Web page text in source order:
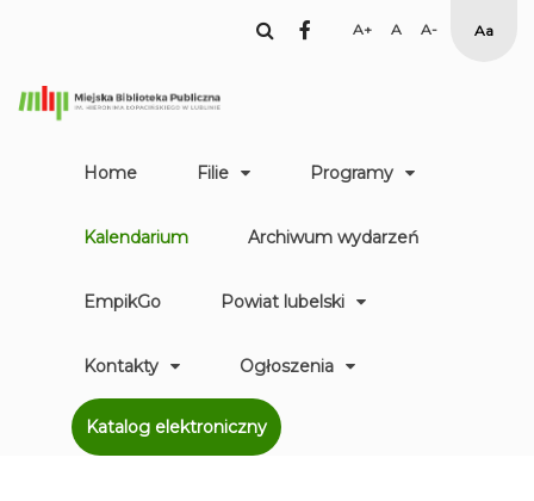
facebook
Set Set
Smaller
High
Home Filie Programy
Kalendarium Archiwum wydarzeń
EmpikGo Powiat lubelski
Kontakty Ogłoszenia
Katalog elektroniczny